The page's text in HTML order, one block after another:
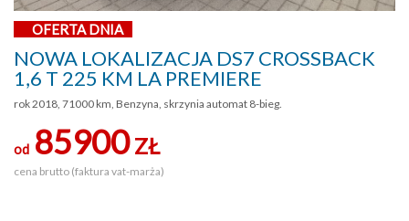
OFERTA DNIA
NOWA LOKALIZACJA DS7 CROSSBACK
1,6 T 225 KM LA PREMIERE
rok 2018, 71000 km, Benzyna, skrzynia automat 8-bieg.
od 85900ZŁ
cena brutto (faktura vat-marża)